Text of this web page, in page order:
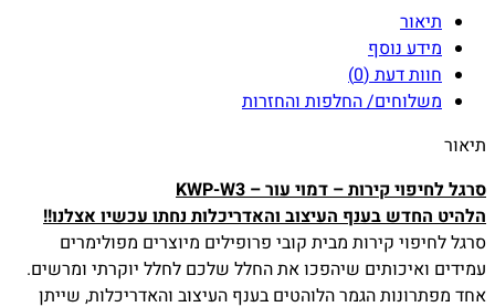
תיאור
מידע נוסף
חוות דעת (0)
משלוחים/ החלפות והחזרות
תיאור
סרגל לחיפוי קירות – דמוי עור – KWP-W3
הלהיט החדש בענף העיצוב והאדריכלות נחתו עכשיו אצלנו!!
סרגל לחיפוי קירות מבית קובי פרופילים מיוצרים מפולימרים
עמידים ואיכותים שיהפכו את החלל שלכם לחלל יוקרתי ומרשים.
אחד מפתרונות הגמר הלוהטים בענף העיצוב והאדריכלות, שייתן